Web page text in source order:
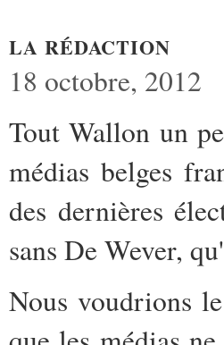
LA RÉDACTION
18 octobre, 2012
Tout Wallon un
médias belges
des dernières
sans De Wever,
Nous voudrions